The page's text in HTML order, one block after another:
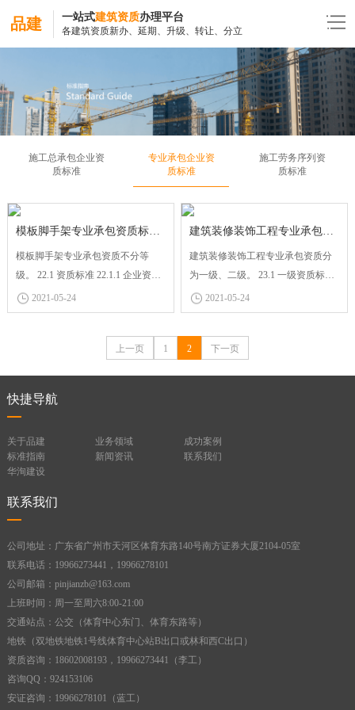
品建 一站式建筑资质办理平台
各建筑资质新办、延期、升级、转让、分立
施工总承包企业资
质标准
专业承包企业资
质标准
施工劳务序列资
质标准
模板脚手架专业承包资质标准包资质标准
模板脚手架专业承包资质不分等
级。 22.1 资质标准 22.1.1 企业资产
净资产 400 万元以上。 22.1.2 企业
主要人员 （1）技术负责人具有 8
经历，且具有工程序列中级职称；
岗位证书的施工现场管理人员不少
员等人员齐全。 （3）经考核或培
训合格的模板工、架子工等技术工
主持完成过本类别工程业绩不少于
2 项。 22.2 承包工程范围 可承担各
类模板、脚手架工程的设计、制
作、安装、施工。
2021-05-24
建筑装修装饰工程专业承包资质标准
建筑装修装饰工程专业承包资质分
为一级、二级。 23.1 一级资质标准
23.1.1 企业资产 净资产 1500 万元以
上。 23.1.2 企业主要人员 （1）建
5 人。
2021-05-24
上一页 1 2 下一页
快捷导航
关于品建 业务领域
成功案例
标准指南
新闻资讯
联系我们
华洵建设
联系我们
公司地址：广东省广州市天河区体育东路140号南方证券大厦2104-05室
联系电话：19966273441，19966278101
公司邮箱：pinjianzb@163.com
上班时间：周一至周六8:00-21:00
交通站点：公交（体育中心东门、体育东路等）
地铁（双地铁地铁1号线体育中心站B出口或林和西C出口）
资质咨询：18602008193，19966273441（李工）
咨询QQ：924153106
安证咨询：19966278101（蓝工）